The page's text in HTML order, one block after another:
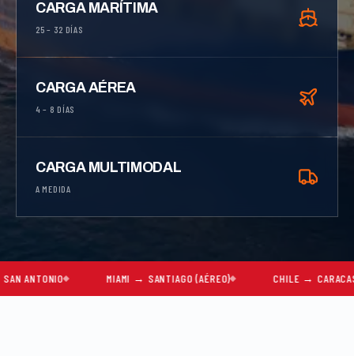
CARGA MARÍTIMA
25 – 32 DÍAS
CARGA AÉREA
4 – 8 DÍAS
CARGA MULTIMODAL
A MEDIDA
MIAMI → SANTIAGO (AÉREO) CHILE → CARACAS